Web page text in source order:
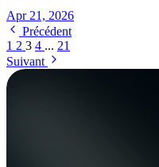
Apr 21, 2026
Précédent
1 2 3 4 ... 21
Suivant